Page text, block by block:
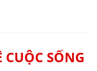
CUỘC SỐNG